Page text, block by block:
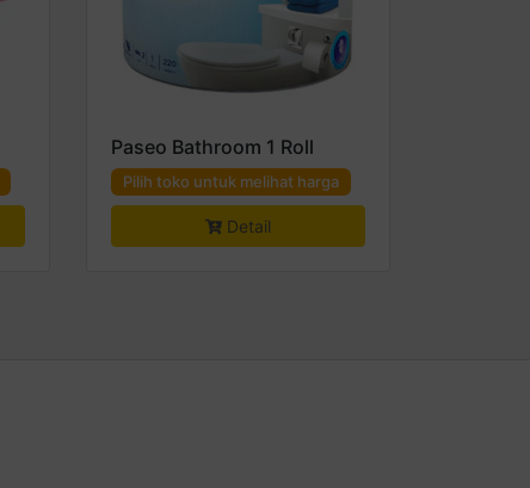
Paseo Bathroom 1 Roll
Pilih toko untuk melihat harga
Detail